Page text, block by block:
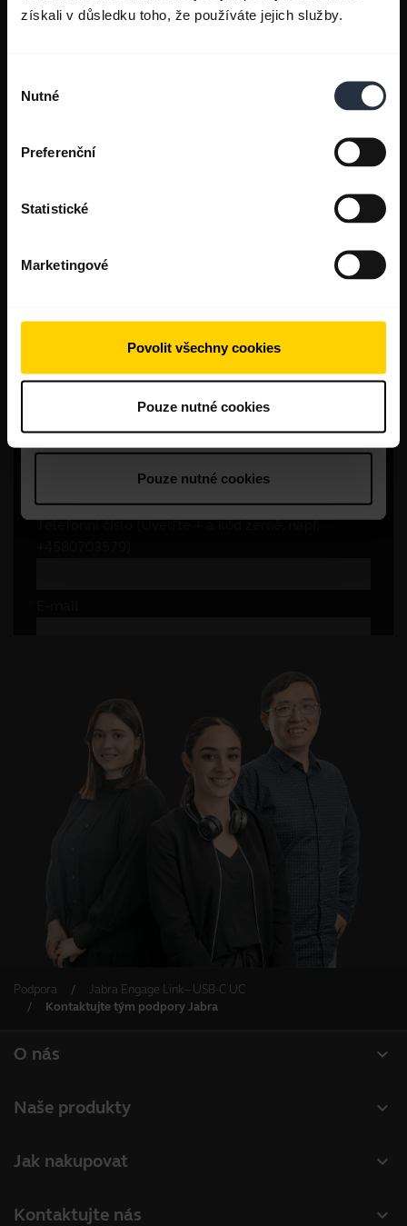
získali v důsledku toho, že používáte jejich služby.
souhlasu
Nutné
Preferenční
Statistické
Marketingové
Povolit všechny cookies
Pouze nutné cookies
Podpora
Jabra Engage Link – USB-C UC
Kontaktujte tým podpory Jabra
expand_more
O nás
Udržitelnost
expand_more
Naše produkty
Konferenční kamery
expand_more
Jak nakupovat
expand_more
Kontaktujte nás